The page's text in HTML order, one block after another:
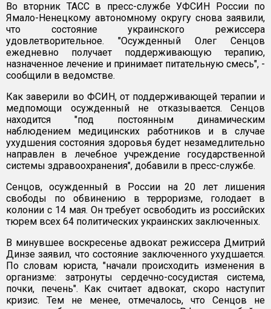
Во вторник ТАСС в пресс-службе УФСИН России по
Ямало-Ненецкому автономному округу снова заявили,
что состояние украинского режиссера
удовлетворительное. "Осужденный Олег Сенцов
ежедневно получает поддерживающую терапию,
назначенное лечение и принимает питательную смесь", -
сообщили в ведомстве.
Как заверили во ФСИН, от поддерживающей терапии и
медпомощи осужденный не отказывается. Сенцов
находится "под постоянным динамическим
наблюдением медицинских работников и в случае
ухудшения состояния здоровья будет незамедлительно
направлен в лечебное учреждение государственной
системы здравоохранения", добавили в пресс-службе.
Сенцов, осужденный в России на 20 лет лишения
свободы по обвинению в терроризме, голодает в
колонии с 14 мая. Он требует освободить из российских
тюрем всех 64 политических украинских заключенных.
В минувшее воскресенье адвокат режиссера Дмитрий
Динзе заявил, что состояние заключенного ухудшается.
По словам юриста, "начали происходить изменения в
организме: затронуты сердечно-сосудистая система,
почки, печень". Как считает адвокат, скоро наступит
кризис. Тем не менее, отмечалось, что Сенцов не